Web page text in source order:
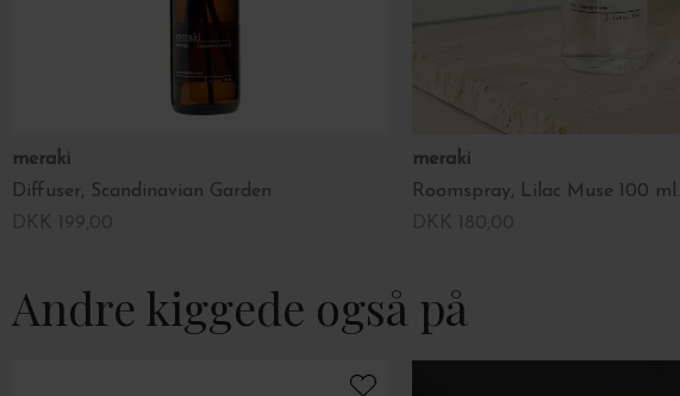
meraki
Diffuser, Scandinavian Garden
meraki
Roomspray, Lilac Muse 100 ml.
Andre kiggede også på